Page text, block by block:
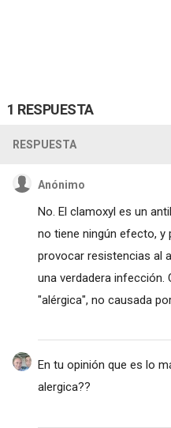
1 RESPUESTA
RESPUESTA
Anónimo
No. El clamoxyl es un
no tiene ningún efecto, y
provocar resistencias al
una verdadera infección.
"alérgica", no causada
En tu opinión que es lo
alergica??